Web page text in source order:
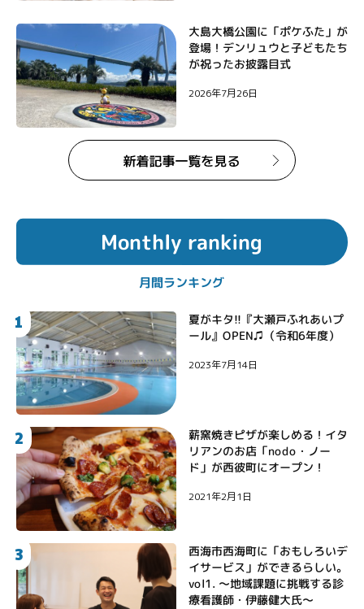
大島大橋公園に「ポケふた」が
登場！デンリュウと子どもたち
が祝ったお披露目式
2026年7月26日
Monthly ranking
月間ランキング
1 夏がキタ!!『大瀬戸ふれあいプ
ール』OPEN♫（令和6年度）
2023年7月14日
2 薪窯焼きピザが楽しめる！イタ
リアンのお店「nodo・ノー
ド」が西彼町にオープン！
2021年2月1日
3
西海市西海町に「おもしろいデ
イサービス」ができるらしい。
vol1. 〜地域課題に挑戦する診
療看護師・伊藤健大氏〜